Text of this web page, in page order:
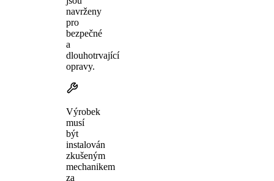
navrženy
pro
bezpečné
a
dlouhotrvající
opravy.
Výrobek
musí
být
instalován
zkušeným
mechanikem
za